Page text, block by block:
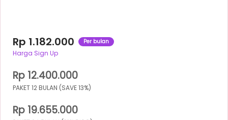
Rp 1.182.000 Per bulan
Harga Sign Up
Rp 12.400.000
PAKET 12 BULAN (SAVE 13%)
Rp 19.655.000